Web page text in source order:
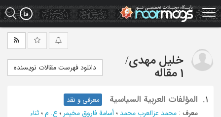
Skip
to
main
خلیل مهدی/
1 مقاله
دانلود فهرست مقالات نویسنده
1. المؤلفات العربیة السیاسیة
معرفی و نقد
معرف : محمد عزالعرب محمد ؛ أسامة فاروق مخیمر ؛ ع. م ؛ ثناء